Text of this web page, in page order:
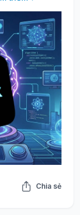
Chia sẻ